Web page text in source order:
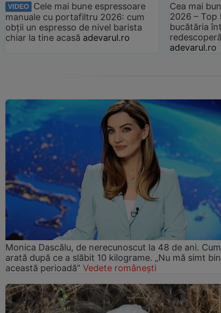
VIDEO
Cele mai bune espressoare
manuale cu portafiltru 2026: cum
obții un espresso de nivel barista
chiar la tine acasă adevarul.ro
Cea mai
2026 –
bucătăria
adevarul.ro
Monica Dascălu, de nerecunoscut la 48 de ani. Cum
arată după ce a slăbit 10 kilograme. „Nu mă simt
această perioadă” Vedete românești